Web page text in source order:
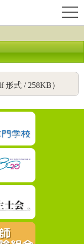
形式 / 258KB）